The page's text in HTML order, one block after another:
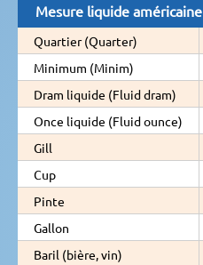
Mesure liquide américaine
Quartier (Quarter)
Minimum (Minim)
Dram liquide (Fluid dram)
Once liquide (Fluid ounce)
Gill
Cup
Pinte
Gallon
Baril (bière, vin)